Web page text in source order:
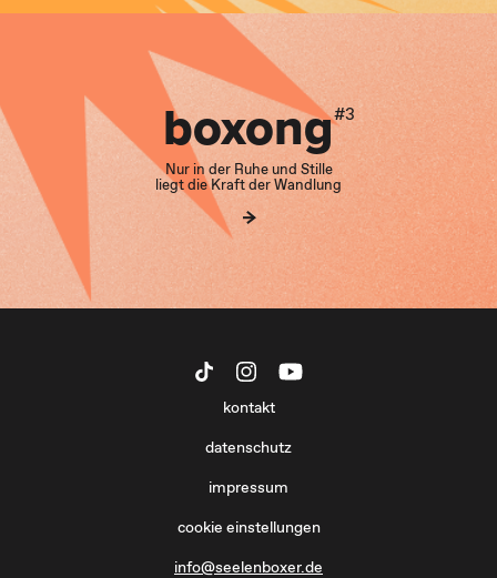
boxong#3
Nur in der Ruhe und Stille
liegt die Kraft der Wandlung
kontakt
datenschutz
impressum
cookie einstellungen
info@seelenboxer.de